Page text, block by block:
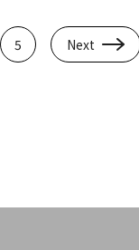
5 Next